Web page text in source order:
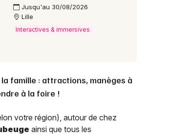
Jusqu'au 30/08/2026
Lille
Interactives & immersives
famille : attractions, manèges à
à la foire !
votre région), autour de chez
ainsi que tous les